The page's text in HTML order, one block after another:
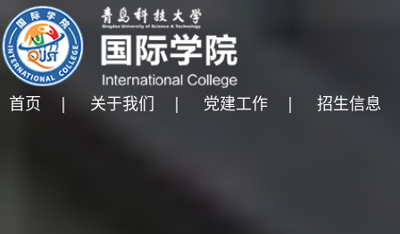
首页 | 关于我们 | 党建工作 | 招生信